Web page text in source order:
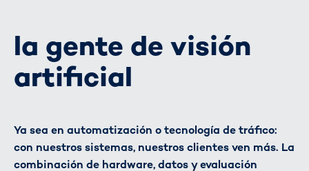
la gente de visión
artificial
Ya sea en automatización o tecnología de tráfico:
con nuestros sistemas, nuestros clientes ven más. La
combinación de hardware, datos y evaluación